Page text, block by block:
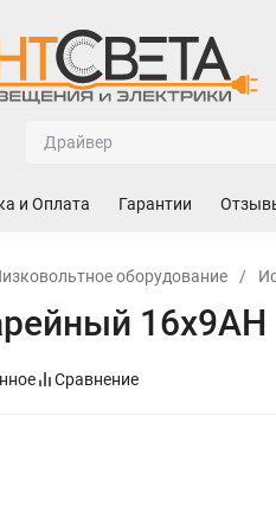
и Оплата Гарантии
оборудование /
16х9AH
Сравнение